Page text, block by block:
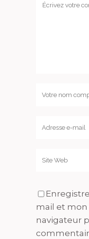
mail et mon
navigateur